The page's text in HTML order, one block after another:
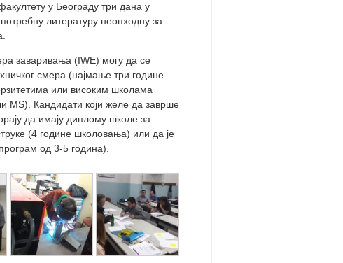
у Београду три дана у
литературу неопходну за
заваривања (IWE) могу да се
смера (најмање три године
или високим школама
МS). Кандидати који желе да заврше
да имају диплому школе за
(4 године школовања) или да је
од 3-5 година).